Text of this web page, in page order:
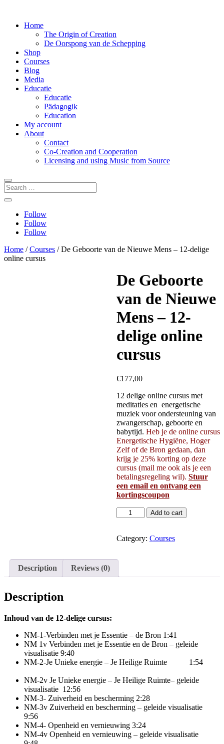
Home
The Origin of Creation
De Oorspong van de Schepping
Shop
Courses
Blog
Media
Educatie
Educatie
Pädagogik
Education
My account
About
Contact
Co-Creation and Cooperation
Licensing and using Music from Source
Follow
Follow
Follow
Home /Courses / De Geboorte van de Nieuwe Mens – 12-delige
online cursus
De Geboorte
van de Nieuwe
Mens – 12-
delige online
cursus
€177,00
12 delige online cursus met
meditaties en energetische
muziek voor ondersteuning van
zwangerschap, geboorte en
babytijd. Heb je de online cursus
Energetische Hygiëne, Hoger
Zelf of de Bron gedaan, dan
krijg je 25% korting op deze
cursus (mail me ook als je een
betalingsregeling wil). Stuur
een email en ontvang een
kortingscoupon
Geboorte
de
12-
Add to cart
Category: Courses
Description Reviews (0)
Description
Inhoud van de 12-delige cursus:
NM-1-Verbinden met je Essentie – de Bron 1:41
NM 1v Verbinden met je Essentie en de Bron – geleide
visualisatie 9:40
NM-2-Je Unieke energie – Je Heilige Ruimte
1:54
NM-2v Je Unieke energie – Je Heilige Ruimte– geleide
visualisatie 12:56
NM-3- Zuiverheid en bescherming 2:28
NM-3v Zuiverheid en bescherming – geleide visualisatie
9:56
NM-4- Openheid en vernieuwing 3:24
NM-4v Openheid en vernieuwing – geleide visualisatie